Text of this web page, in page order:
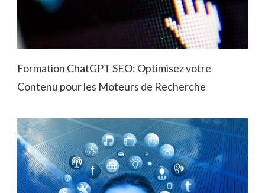
Formation ChatGPT SEO: Optimisez votre
Contenu pour les Moteurs de Recherche